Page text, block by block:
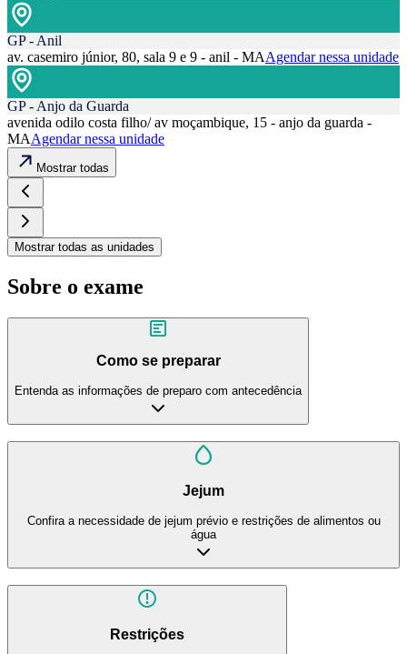
GP - Anil
av. casemiro júnior, 80, sala 9 e 9 - anil - MAAgendar nessa unidade
GP - Anjo da Guarda
avenida odilo costa filho/ av moçambique, 15 - anjo da guarda -
MAAgendar nessa unidade
Mostrar todas
Mostrar todas as unidades
Sobre o exame
Como se preparar
Entenda as informações de preparo com antecedência
Jejum
Confira a necessidade de jejum prévio e restrições de alimentos ou
água
Restrições